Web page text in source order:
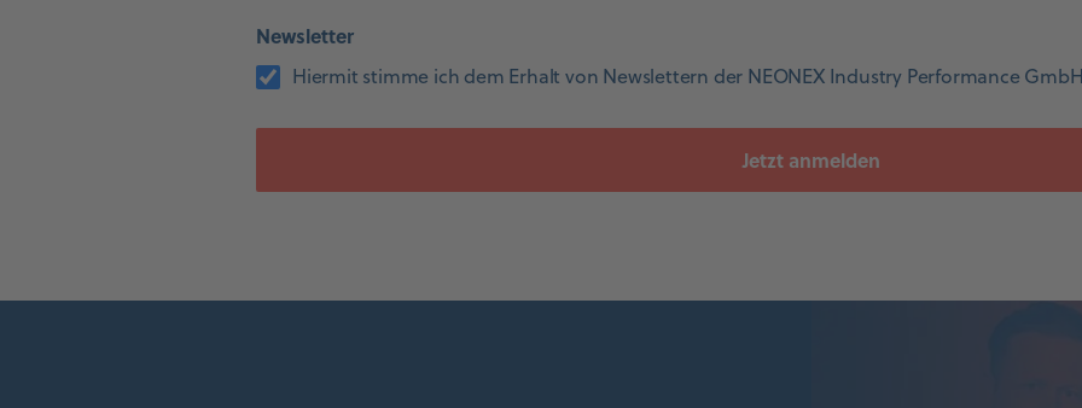
Newsletter
Hiermit stimme ich dem Erhalt von Newslettern der NEONEX Industry Performance